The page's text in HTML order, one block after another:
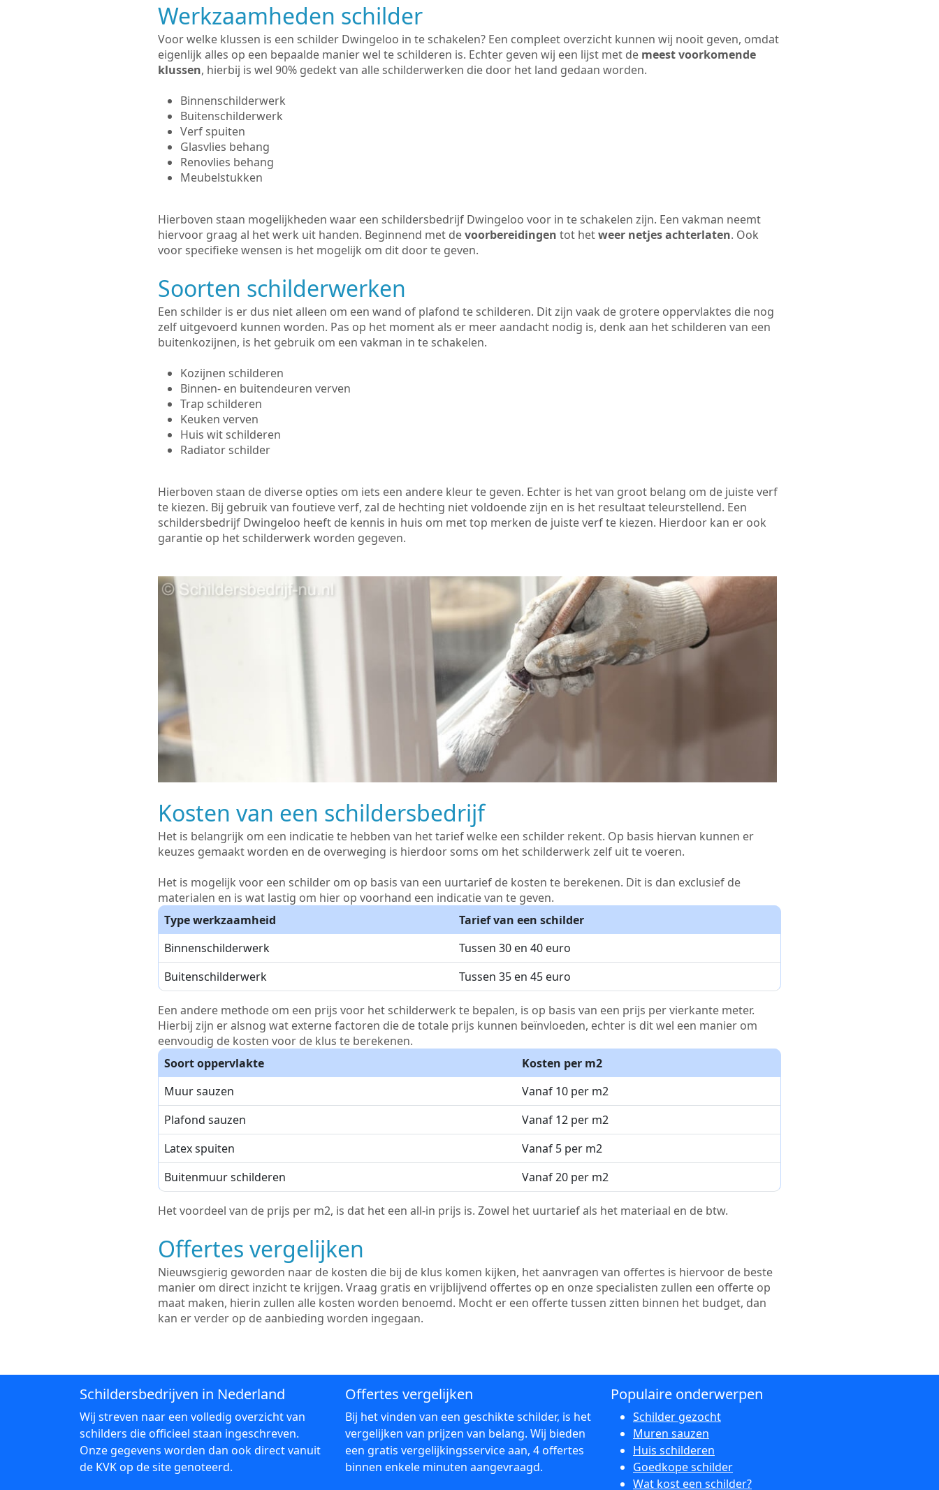
Werkzaamheden schilder
Voor welke klussen is een schilder Dwingeloo in te schakelen? Een compleet overzicht kunnen wij nooit geven, omdat
eigenlijk alles op een bepaalde manier wel te schilderen is. Echter geven wij een lijst met de meest voorkomende
klussen, hierbij is wel 90% gedekt van alle schilderwerken die door het land gedaan worden.
Binnenschilderwerk
Buitenschilderwerk
Verf spuiten
Glasvlies behang
Renovlies behang
Meubelstukken
Hierboven staan mogelijkheden waar een schildersbedrijf Dwingeloo voor in te schakelen zijn. Een vakman neemt
hiervoor graag al het werk uit handen. Beginnend met devoorbereidingen tot hetweer netjes achterlaten. Ook
voor specifieke wensen is het mogelijk om dit door te geven.
Soorten schilderwerken
Een schilder is er dus niet alleen om een wand of plafond te schilderen. Dit zijn vaak de grotere oppervlaktes die nog
zelf uitgevoerd kunnen worden. Pas op het moment als er meer aandacht nodig is, denk aan het schilderen van een
buitenkozijnen, is het gebruik om een vakman in te schakelen.
Kozijnen schilderen
Binnen- en buitendeuren verven
Trap schilderen
Keuken verven
Huis wit schilderen
Radiator schilder
Hierboven staan de diverse opties om iets een andere kleur te geven. Echter is het van groot belang om de juiste verf
te kiezen. Bij gebruik van foutieve verf, zal de hechting niet voldoende zijn en is het resultaat teleurstellend. Een
schildersbedrijf Dwingeloo heeft de kennis in huis om met top merken de juiste verf te kiezen. Hierdoor kan er ook
garantie op het schilderwerk worden gegeven.
Kosten van een schildersbedrijf
Het is belangrijk om een indicatie te hebben van het tarief welke een schilder rekent. Op basis hiervan kunnen er
keuzes gemaakt worden en de overweging is hierdoor soms om het schilderwerk zelf uit te voeren.
Het is mogelijk voor een schilder om op basis van een uurtarief de kosten te berekenen. Dit is dan exclusief de
materialen en is wat lastig om hier op voorhand een indicatie van te geven.
Type werkzaamheid
Tarief van een schilder
Binnenschilderwerk
Tussen 30 en 40 euro
Buitenschilderwerk
Tussen 35 en 45 euro
Een andere methode om een prijs voor het schilderwerk te bepalen, is op basis van een prijs per vierkante meter.
Hierbij zijn er alsnog wat externe factoren die de totale prijs kunnen beïnvloeden, echter is dit wel een manier om
eenvoudig de kosten voor de klus te berekenen.
Soort oppervlakte
Kosten per m2
Muur sauzen
Vanaf 10 per m2
Plafond sauzen
Vanaf 12 per m2
Latex spuiten
Vanaf 5 per m2
Buitenmuur schilderen
Vanaf 20 per m2
Het voordeel van de prijs per m2, is dat het een all-in prijs is. Zowel het uurtarief als het materiaal en de btw.
Offertes vergelijken
Nieuwsgierig geworden naar de kosten die bij de klus komen kijken, het aanvragen van offertes is hiervoor de beste
manier om direct inzicht te krijgen. Vraag gratis en vrijblijvend offertes op en onze specialisten zullen een offerte op
maat maken, hierin zullen alle kosten worden benoemd. Mocht er een offerte tussen zitten binnen het budget, dan
kan er verder op de aanbieding worden ingegaan.
Schildersbedrijven in Nederland
Wij streven naar een volledig overzicht van
schilders die officieel staan ingeschreven.
Onze gegevens worden dan ook direct vanuit
de KVK op de site genoteerd.
Offertes vergelijken
Bij het vinden van een geschikte schilder, is het
vergelijken van prijzen van belang. Wij bieden
een gratis vergelijkingsservice aan, 4 offertes
binnen enkele minuten aangevraagd.
Populaire onderwerpen
Schilder gezocht
Muren sauzen
Huis schilderen
Goedkope schilder
Wat kost een schilder?